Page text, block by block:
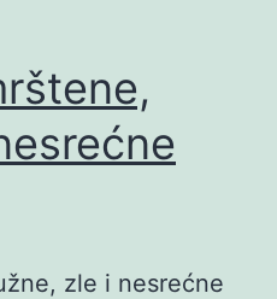
zle i nesrećne